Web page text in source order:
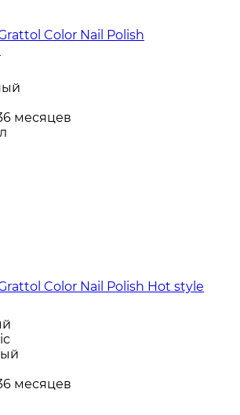
Color Nail Polish
месяцев
Color Nail Polish Hot style
месяцев